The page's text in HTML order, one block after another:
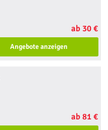
ab 30 €
Angebote anzeigen
ab 81 €